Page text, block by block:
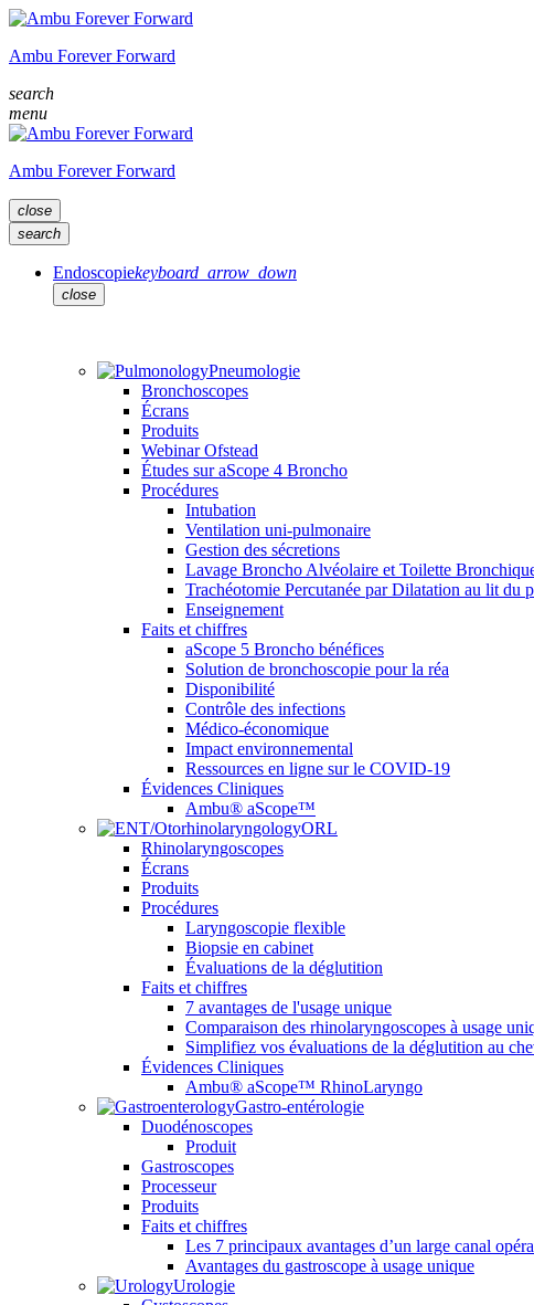
Ambu Forever Forward
search
menu
Ambu Forever Forward
close
search
Endoscopiekeyboard_arrow_down
close
Pneumologie
Bronchoscopes
Écrans
Produits
Webinar Ofstead
Études sur aScope 4 Broncho
Procédures
Intubation
Ventilation uni-pulmonaire
Gestion des sécretions
Lavage Broncho Alvéolaire et Toilette
Trachéotomie Percutanée par Dilatation au lit du
Enseignement
Faits et chiffres
aScope 5 Broncho bénéfices
Solution de bronchoscopie pour la réa
Disponibilité
Contrôle des infections
Médico-économique
Impact environnemental
Ressources en ligne sur le COVID-19
Évidences Cliniques
Ambu® aScope™
ORL
Rhinolaryngoscopes
Écrans
Produits
Procédures
Laryngoscopie flexible
Biopsie en cabinet
Évaluations de la déglutition
Faits et chiffres
7 avantages de l'usage unique
Comparaison des rhinolaryngoscopes à usage
Simplifiez vos évaluations de la déglutition au
Évidences Cliniques
Ambu® aScope™ RhinoLaryngo
Gastro-entérologie
Duodénoscopes
Produit
Gastroscopes
Processeur
Produits
Faits et chiffres
Les 7 principaux avantages d’un large canal
Avantages du gastroscope à usage unique
Urologie